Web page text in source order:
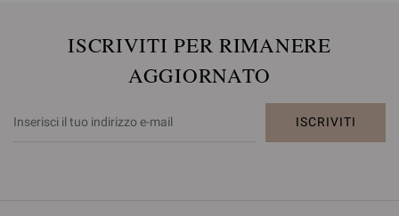
ISCRIVITI PER RIMANERE
AGGIORNATO
ISCRIVITI